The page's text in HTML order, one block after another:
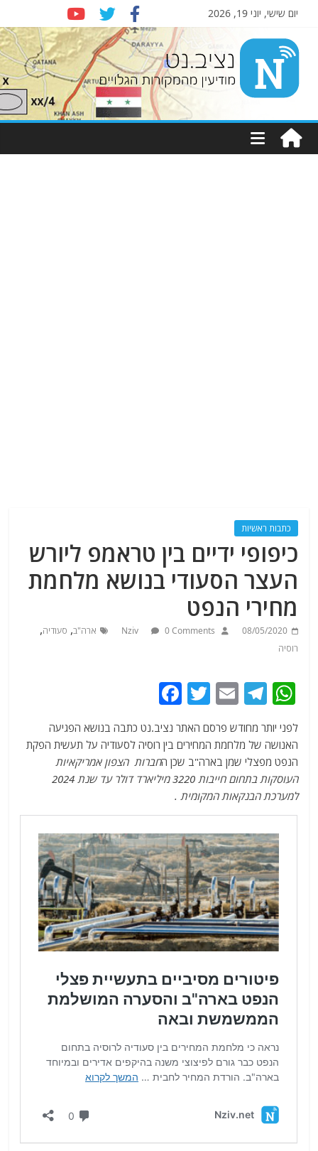
יום שישי, יוני 19, 2026
Nziv.net
מודיעין
מהמקורות
כתבות ראשיות
כיפופי ידיים בין טראמפ ליורש
העצר הסעודי בנושא מלחמת
מחירי הנפט
08/05/2020
Nziv 0 Comments ארה"ב, סעודיה,
רוסיה
W
at
s
A
p
p
T
e
g
ra
m
E
ai
l
T
itt
er
c
e
b
o
o
k
לפני יותר מחודש פרסם האתר נציב.נט כתבה בנושא הפגיעה
האנושה של מלחמת המחירים בין רוסיה לסעודיה על תעשית הפקת
הנפט מפצלי שמן בארה"ב שכן החברות הצפון אמריקאיות
העוסקות בתחום חייבות 3220 מיליארד דולר עד שנת 2024
למערכת הבנקאות המקומית .